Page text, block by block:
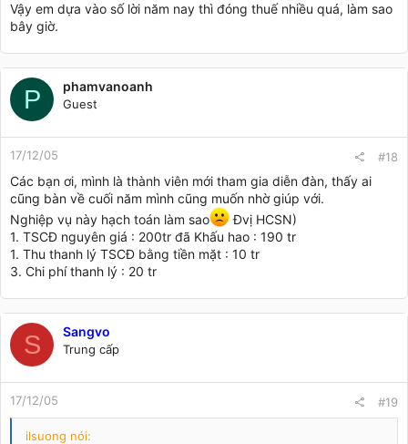
Vậy em dựa vào số lời năm nay thì đóng thuế nhiều quá, làm sao
bây giờ.
P phamvanoanh
Guest
17/12/05 #18
Các bạn ơi, mình là thành viên mới tham gia diễn đàn, thấy ai
cũng bàn về cuối năm mình cũng muốn nhờ giúp với.
Nghiệp vụ này hạch toán làm sao
Đvị HCSN)
1. TSCĐ nguyên giá : 200tr đã Khấu hao : 190 tr
1. Thu thanh lý TSCĐ bằng tiền mặt : 10 tr
3. Chi phí thanh lý : 20 tr
S Sangvo
Trung cấp
17/12/05 #19
ilsuong nói: